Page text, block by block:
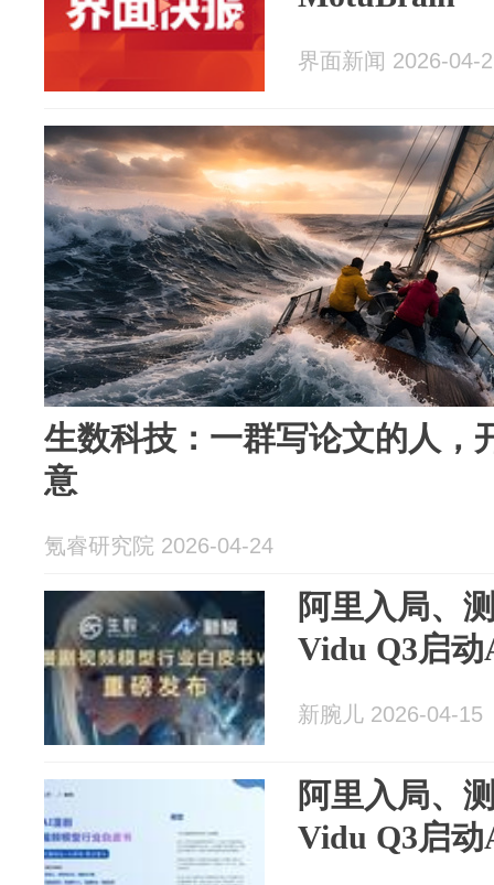
界面新闻 2026-04-
生数科技：一群写论文的人，
意
氪睿研究院 2026-04-24
阿里入局、
Vidu Q3启
新腕儿 2026-04-15
阿里入局、
Vidu Q3启